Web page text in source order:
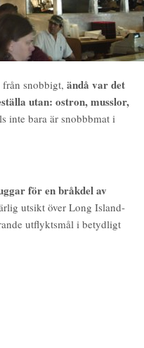
snobbigt, ändå var det
utan: ostron, musslor,
inte bara är snobbbmat i
för en bråkdel av
utsikt över Long Island-
utflyktsmål i betydligt